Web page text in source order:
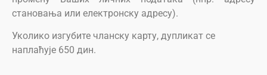
становања или електронску адресу).
Уколико изгубите чланску карту, дупликат се
наплаћује 650 дин.